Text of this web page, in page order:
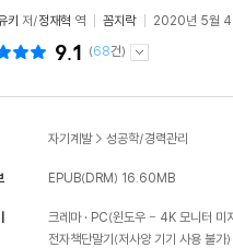
키 저/정재혁 역 꼼지락 2020년 5월 4
9.1 (68건)
자기계발> 성공학/경력관리
EPUB(DRM) 16.60MB
크레마 PC(윈도우 - 4K 모니터 미
전자책단말기(저사양 기기 사용 불가)